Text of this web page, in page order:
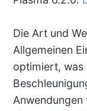
Die Art und
Allgemeinen
optimiert, was
Anwendungen